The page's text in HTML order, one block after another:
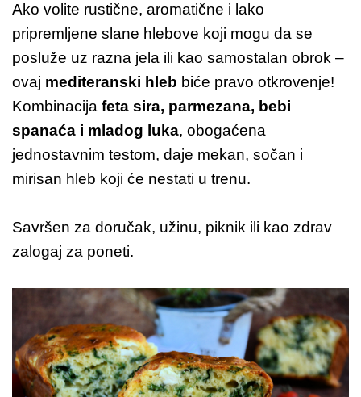
c
e
b
o
o
k
er
e
st
er at
s
A
p
p
ss
e
n
g
er
ar
e
Ako volite rustične, aromatične i lako
pripremljene slane hlebove koji mogu da se
posluže uz razna jela ili kao samostalan obrok –
ovaj mediteranski hleb biće pravo otkrovenje!
Kombinacija feta sira, parmezana, bebi
spanaća i mladog luka, obogaćena
jednostavnim testom, daje mekan, sočan i
mirisan hleb koji će nestati u trenu.
Savršen za doručak, užinu, piknik ili kao zdrav
zalogaj za poneti.